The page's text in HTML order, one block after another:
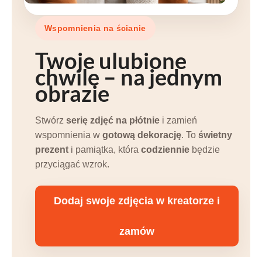
Wspomnienia na ścianie
Twoje ulubione
chwile– na jednym
obrazie
Stwórz serię zdjęć na płótnie i zamień
wspomnienia w gotową dekorację. To świetny
prezent i pamiątka, która codziennie będzie
przyciągać wzrok.
Dodaj swoje zdjęcia w kreatorze i
zamów